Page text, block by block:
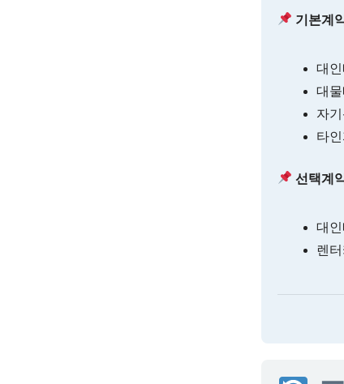
기본계
대
대
자
타
선택계
대
렌